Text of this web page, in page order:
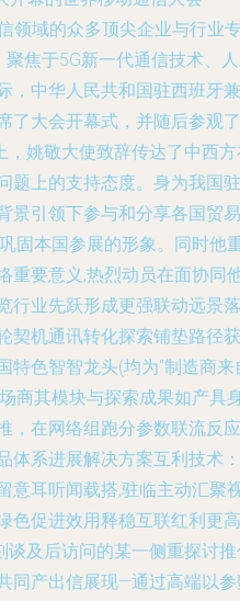
领域的众多顶尖企业与行业
聚焦于5G新一代通信技术、
，中华人民共和国驻西班牙兼
了大会开幕式，并随后参观了
姚敬大使致辞传达了中西
题上的支持态度。身为我国驻
景引领下参与和分享各国贸易
固本国参展的形象。同时他
重要意义,热烈动员在面协同
行业先跃形成更强联动远景落
契机通讯转化探索铺垫路径获
特色智智龙头(均为“制造商来
商其模块与探索成果如产具
，在网络组跑分参数联流反应
体系进展解决方案互利技术：
意耳听闻载搭,驻临主动汇聚
色促进效用释稳互联红利更高
及后访问的某一侧重探讨
同产出信展现—通过高端以